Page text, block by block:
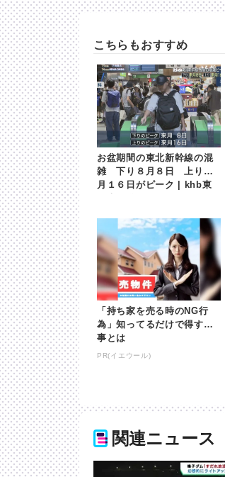
こちらもおすすめ
お盆期間の東北新幹線の混
雑 下り８月８日 上り８
月１６日がピーク | khb東
「持ち家を売る時のNG行
為」知ってるだけで得する
事とは
PR(イエウール)
関連ニュース